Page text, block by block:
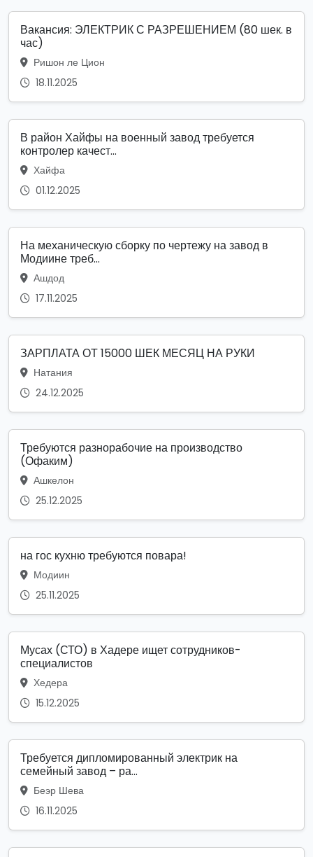
Вакансия: ЭЛЕКТРИК С РАЗРЕШЕНИЕМ (80 шек. в
час)
Ришон ле Цион
18.11.2025
В район Хайфы на военный завод требуется
контролер качест...
Хайфа
01.12.2025
На механическую сборку по чертежу на завод в
Модиине треб...
Ашдод
17.11.2025
ЗАРПЛАТА ОТ 15000 ШЕК МЕСЯЦ НА РУКИ
Натания
24.12.2025
Требуются разнорабочие на производство
(Офаким)
Ашкелон
25.12.2025
на гос кухню требуются повара!
Модиин
25.11.2025
Мусах (СТО) в Хадере ищет сотрудников-
специалистов
Хедера
15.12.2025
Требуется дипломированный электрик на
семейный завод – ра...
Беэр Шева
16.11.2025